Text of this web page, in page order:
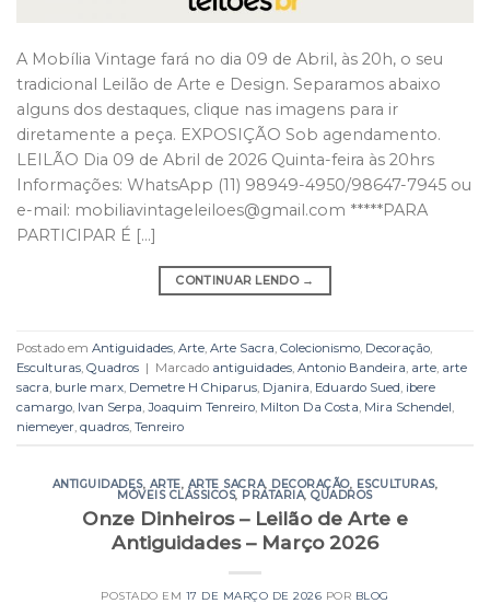
A Mobília Vintage fará no dia 09 de Abril, às 20h, o seu
tradicional Leilão de Arte e Design. Separamos abaixo
alguns dos destaques, clique nas imagens para ir
diretamente a peça. EXPOSIÇÃO Sob agendamento.
LEILÃO Dia 09 de Abril de 2026 Quinta-feira às 20hrs
Informações: WhatsApp (11) 98949-4950/98647-7945 ou
e-mail: mobiliavintageleiloes@gmail.com *****PARA
PARTICIPAR É […]
CONTINUAR LENDO →
Postado em Antiguidades, Arte, Arte Sacra, Colecionismo, Decoração,
Esculturas, Quadros | Marcado antiguidades, Antonio Bandeira, arte, arte
sacra, burle marx, Demetre H Chiparus, Djanira, Eduardo Sued, ibere
camargo, Ivan Serpa, Joaquim Tenreiro, Milton Da Costa, Mira Schendel,
niemeyer, quadros, Tenreiro
ANTIGUIDADES, ARTE, ARTE SACRA, DECORAÇÃO, ESCULTURAS,
MÓVEIS CLÁSSICOS, PRATARIA,QUADROS
Onze Dinheiros – Leilão de Arte e
Antiguidades – Março 2026
POSTADO EM 17 DE MARÇO DE 2026 POR BLOG